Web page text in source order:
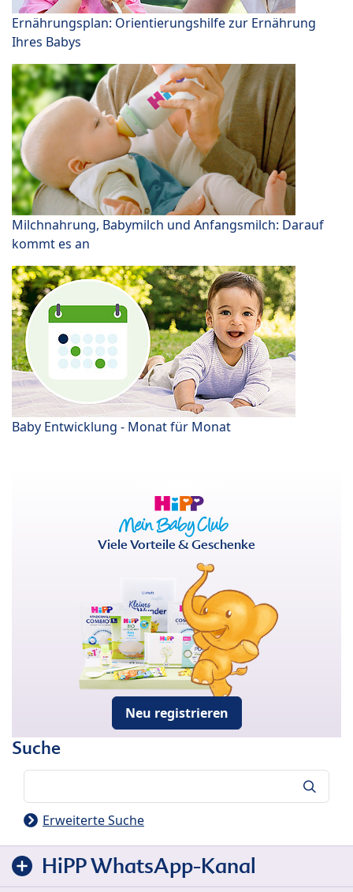
Ernährungsplan: Orientierungshilfe zur Ernährung
Ihres Babys
Milchnahrung, Babymilch und Anfangsmilch: Darauf
kommt es an
Baby Entwicklung - Monat für Monat
Viele Vorteile & Geschenke
Neu registrieren
Suche
Erweiterte Suche
HiPP WhatsApp-Kanal